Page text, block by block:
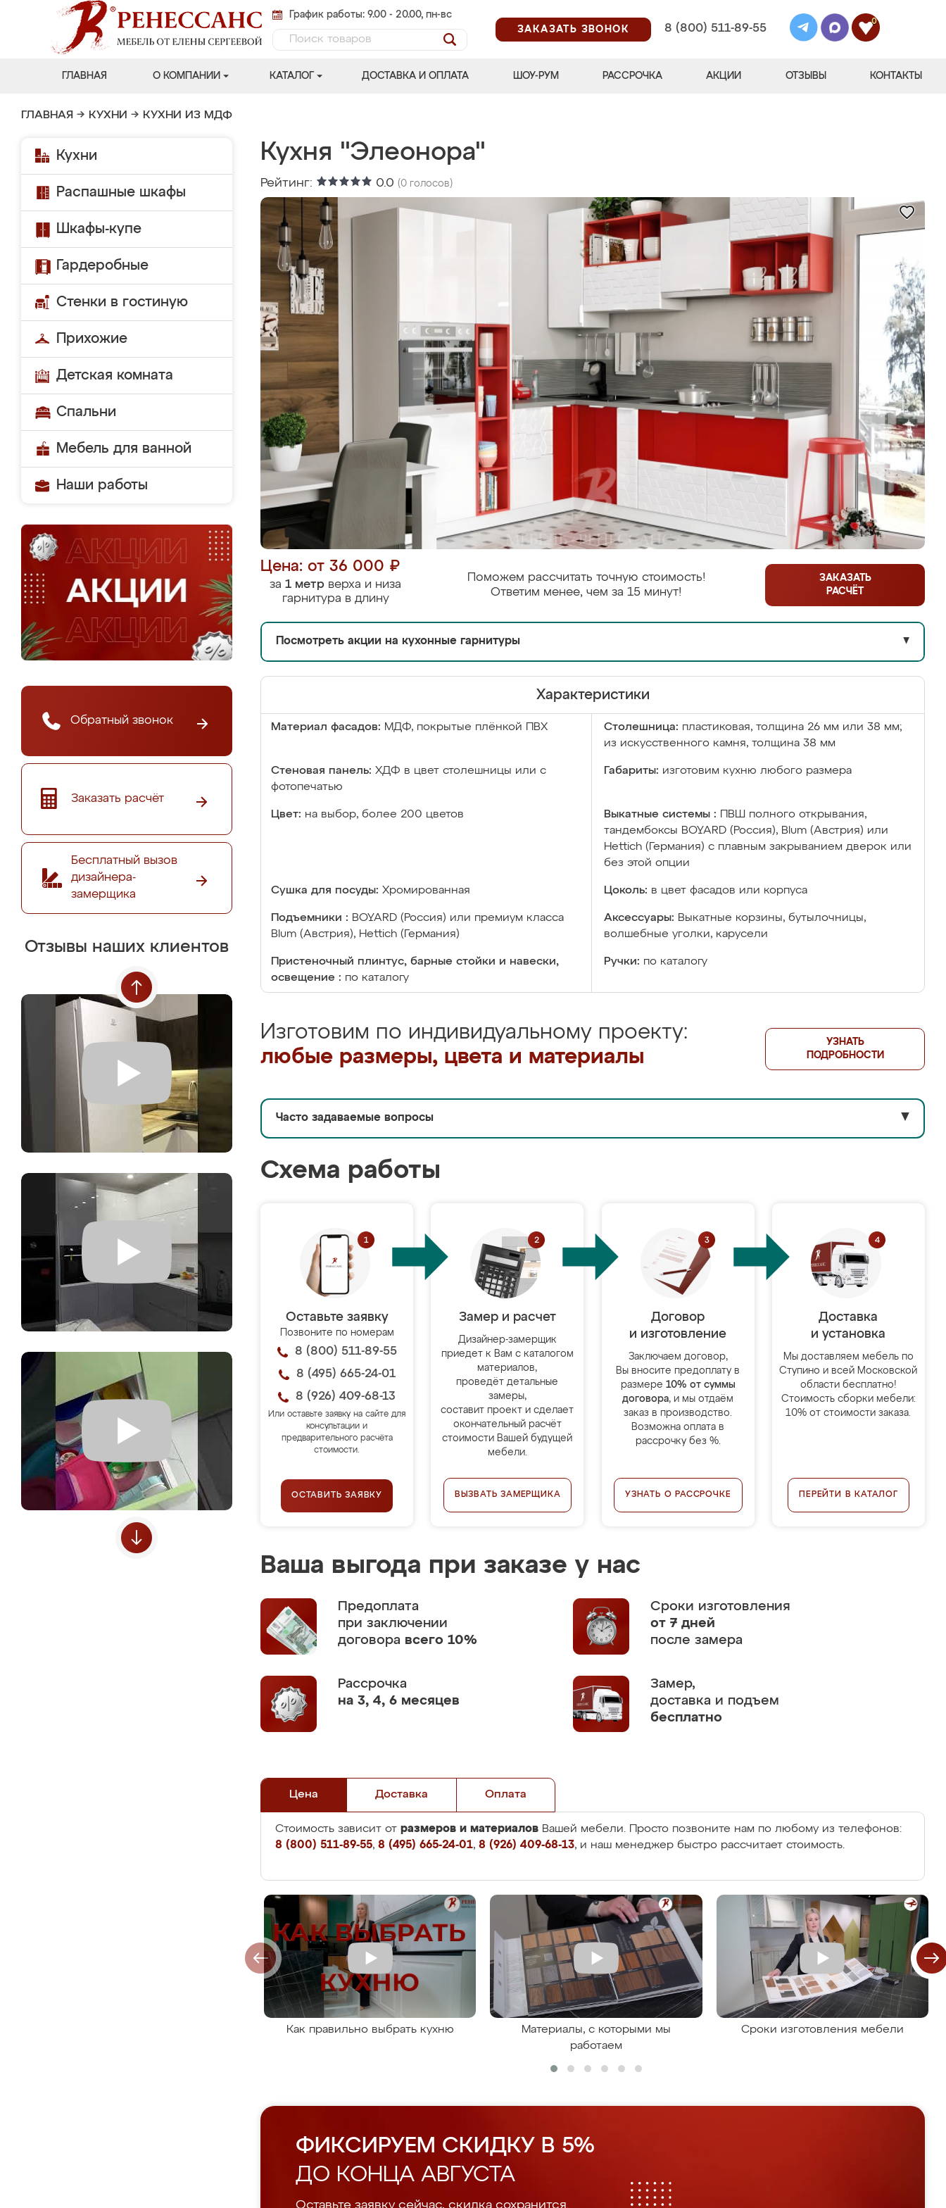
График работы: 9.00 - 20.00, пн-вс
ЗАКАЗАТЬ ЗВОНОК
8 (800) 511-89-55
0
ГЛАВНАЯ О КОМПАНИИ КАТАЛОГ ДОСТАВКА И ОПЛАТА ШОУ-РУМ РАССРОЧКА АКЦИИ ОТЗЫВЫ КОНТАКТЫ
ГЛАВНАЯ → КУХНИ → КУХНИ ИЗ МДФ
Кухни
Распашные шкафы
Шкафы-купе
Гардеробные
Стенки в гостиную
Прихожие
Детская комната
Спальни
Мебель для ванной
Наши работы
Обратный звонок
Заказать расчёт
Бесплатный вызов
дизайнера-
замерщика
Отзывы наших клиентов
Кухня "Элеонора"
Рейтинг: 0.0 (0 голосов)
Цена: от 36 000 ₽
за 1 метр верха и низа
гарнитура в длину
Поможем рассчитать точную стоимость!
Ответим менее, чем за 15 минут!
ЗАКАЗАТЬ
РАСЧЁТ
Посмотреть акции на кухонные гарнитуры ▼
Характеристики
Материал фасадов: МДФ, покрытые плёнкой ПВХ Столешница: пластиковая, толщина 26 мм или 38 мм;
из искусственного камня, толщина 38 мм
Стеновая панель: ХДФ в цвет столешницы или с
фотопечатью
Габариты: изготовим кухню любого размера
Цвет: на выбор, более 200 цветов Выкатные системы :
ПВШ полного открывания,
тандембоксы BOYARD (Россия), Blum (Австрия) или
Hettich (Германия) с плавным закрыванием дверок или
без этой опции
Сушка для посуды: Хромированная Цоколь: в цвет фасадов или корпуса
Подъемники : BOYARD (Россия) или премиум класса
Blum (Австрия), Hettich (Германия)
Аксессуары: Выкатные корзины, бутылочницы,
волшебные уголки, карусели
Пристеночный плинтус, барные стойки и навески,
освещение : по каталогу
Ручки: по каталогу
Изготовим по индивидуальному проекту:
любые размеры, цвета и материалы
УЗНАТЬ
ПОДРОБНОСТИ
Часто задаваемые вопросы ▼
Схема работы
Оставьте заявку
Позвоните по номерам
8 (800) 511-89-55
8 (495) 665-24-01
8 (926) 409-68-13
Или оставьте заявку на сайте для
консультации и
предварительного расчёта
стоимости.
ОСТАВИТЬ ЗАЯВКУ
Замер и расчет
Дизайнер-замерщик
приедет к Вам с каталогом
материалов,
проведёт детальные
замеры,
составит проект и сделает
окончательный расчёт
стоимости Вашей будущей
мебели.
ВЫЗВАТЬ ЗАМЕРЩИКА
Договор
и изготовление
Заключаем договор,
Вы вносите предоплату в
размере 10% от суммы
договора, и мы отдаём
заказ в производство.
Возможна оплата в
рассрочку без %.
УЗНАТЬ О РАССРОЧКЕ
Доставка
и установка
Мы доставляем мебель по
Ступино и всей Московской
области бесплатно!
Стоимость сборки мебели:
10% от стоимости заказа.
ПЕРЕЙТИ В КАТАЛОГ
Ваша выгода при заказе у нас
Предоплата
при заключении
договора всего 10%
Сроки изготовления
от 7 дней
после замера
Рассрочка
на 3, 4, 6 месяцев
Замер,
доставка и подъем
бесплатно
Цена Доставка Оплата
Стоимость зависит от размеров и материалов Вашей мебели. Просто позвоните нам по любому из телефонов:
8 (800) 511-89-55, 8 (495) 665-24-01, 8 (926) 409-68-13, и наш менеджер быстро рассчитает стоимость.
Как правильно выбрать кухню
Материалы, с которыми мы
работаем
Сроки изготовления мебели
ФИКСИРУЕМ СКИДКУ В 5%
ДО КОНЦА АВГУСТА
Оставьте заявку сейчас, скидка сохранится.